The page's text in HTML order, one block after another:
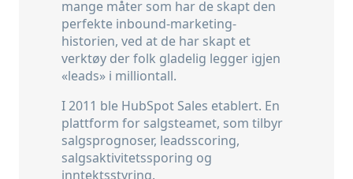
mange måter som har de skapt den
perfekte inbound-marketing-
historien, ved at de har skapt et
verktøy der folk gladelig legger igjen
«leads» i milliontall.
I 2011 ble HubSpot Sales etablert. En
plattform for salgsteamet, som tilbyr
salgsprognoser, leadsscoring,
salgsaktivitetssporing og
inntektsstyring.